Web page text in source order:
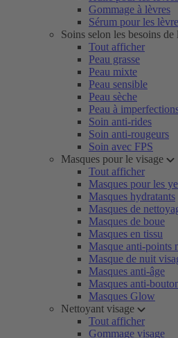
Gommage à lèvres
Sérum pour les
Soins selon les besoins
Tout afficher
Peau grasse
Peau mixte
Peau sensible
Peau sèche
Peau à
Soin anti-rides
Soin anti-rougeurs
Soin avec FPS
Masques pour le visage
Tout afficher
Masques pour les
Masques hydratants
Masques de
Masques de boue
Masques en tissu
Masque anti-points
Masque de nuit
Masques anti-âge
Masques anti-
Masques Glow
Nettoyant visage
Tout afficher
Gommage visage